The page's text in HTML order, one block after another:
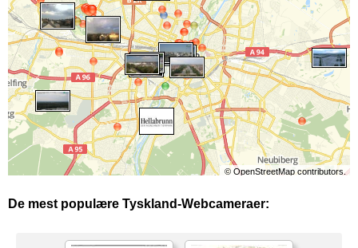
© OpenStreetMapcontributors.
De mest populære Tyskland-Webcameraer: